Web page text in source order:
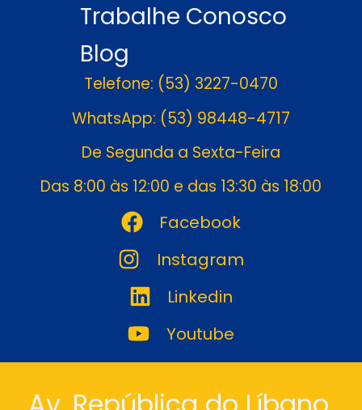
Trabalhe Conosco
Blog
Telefone: (53) 3227-0470
WhatsApp: (53) 98448-4717
De Segunda a Sexta-Feira
Das 8:00 às 12:00 e das 13:30 às 18:00
Facebook
Instagram
Linkedin
Youtube